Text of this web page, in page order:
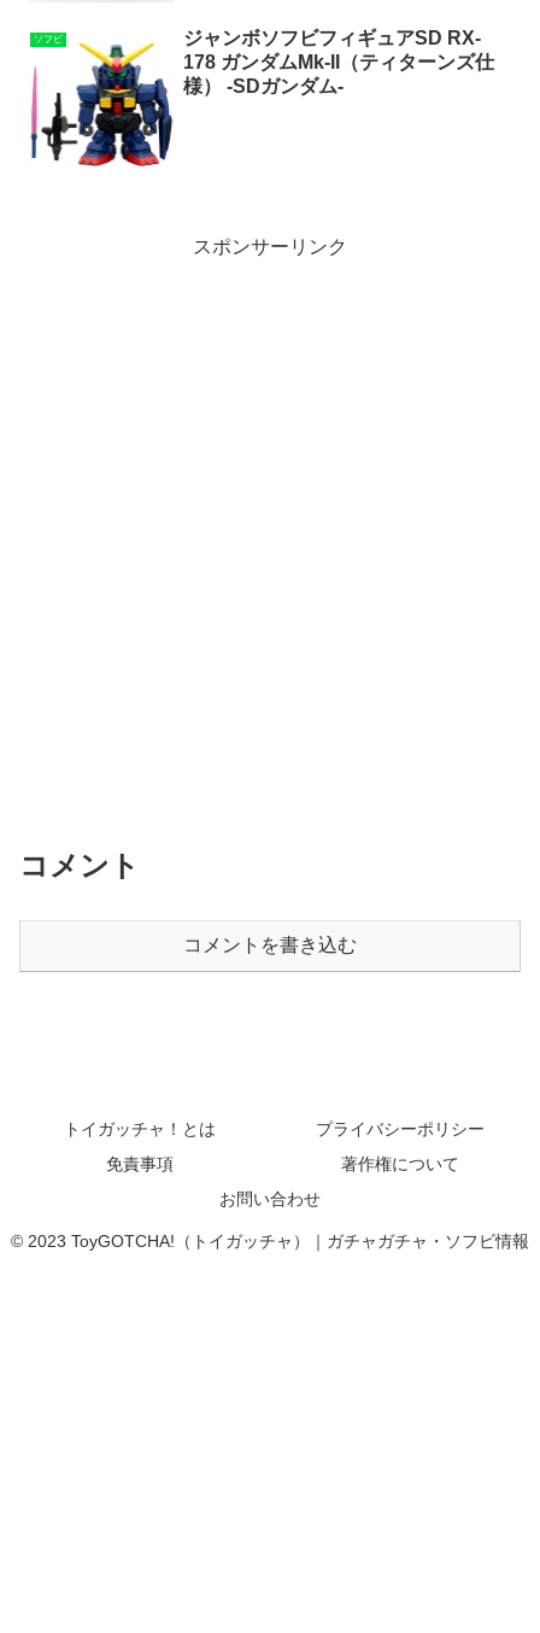
ソフビ
ジャンボソフビフィギュアSD RX-
178 ガンダムMk-II（ティターンズ仕
様） -SDガンダム-
スポンサーリンク
コメント
コメントを書き込む
トイガッチャ！とは
プライバシーポリシー
免責事項
著作権について
お問い合わせ
© 2023 ToyGOTCHA!（トイガッチャ）｜ガチャガチャ・ソフビ情報